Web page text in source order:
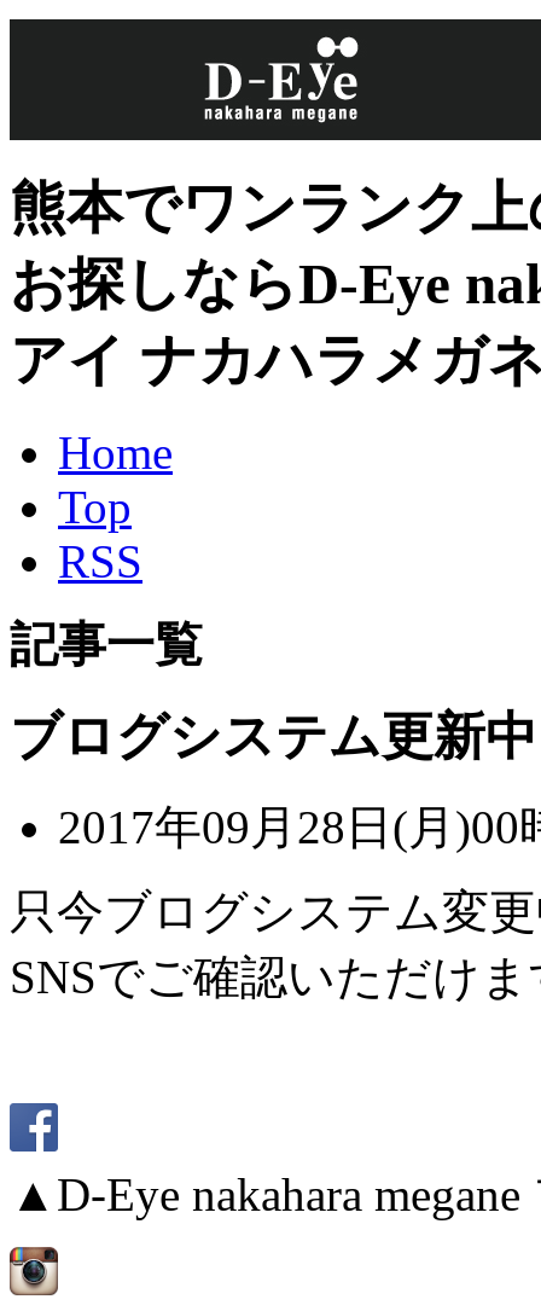
熊本でワンランク
お探しならD-Eye
アイ ナカハラメガ
Home
Top
RSS
記事一覧
ブログシステム更新中
2017年09月28日(月)00
只今ブログシステム変
SNSでご確認いただけ
▲D-Eye nakahara